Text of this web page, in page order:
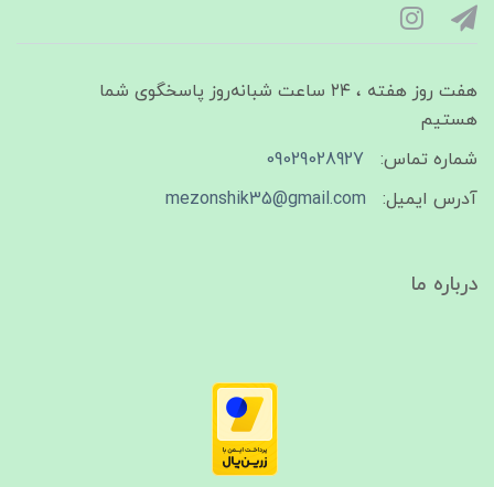
هفت روز هفته ، ۲۴ ساعت شبانه‌روز پاسخگوی شما
هستیم
شماره تماس:
09029028927
آدرس ایمیل:
mezonshik35@gmail.com
درباره ما